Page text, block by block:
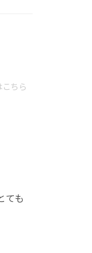
ちら
ても